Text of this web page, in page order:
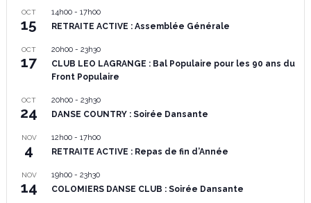
OCT
15
14h00- 17h00
RETRAITE ACTIVE : Assemblée Générale
OCT
17
20h00- 23h30
CLUB LEO LAGRANGE : Bal Populaire pour les 90 ans du
Front Populaire
OCT
24
20h00- 23h30
DANSE COUNTRY : Soirée Dansante
NOV
4
12h00- 17h00
RETRAITE ACTIVE : Repas de fin d’Année
NOV
14
19h00- 23h30
COLOMIERS DANSE CLUB : Soirée Dansante